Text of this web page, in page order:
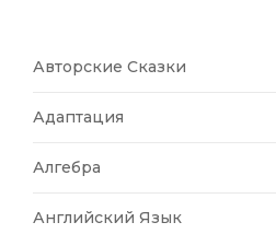
Авторские Сказки
Адаптация
Алгебра
Английский Язык